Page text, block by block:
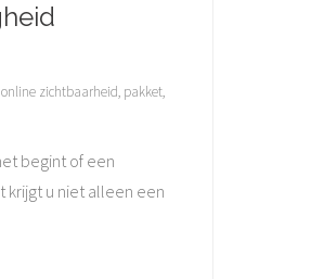
online zichtbaarheid, pakket,
begint of een
krijgt u niet alleen een